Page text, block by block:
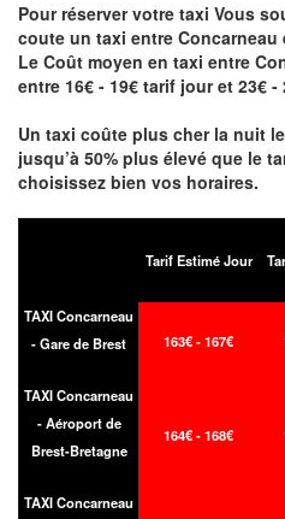
Pour réserver votre taxi Vous
coute un taxi entre Concarneau
Le Coût moyen en taxi entre
entre 16€ - 19€ tarif jour et 23€
Un taxi coûte plus cher la nuit
jusqu’à 50% plus élevé que le
choisissez bien vos horaires.
Tarif Estimé Jour
TAXI Concarneau
- Gare de Brest
163€ - 167€
TAXI Concarneau
- Aéroport de
Brest-Bretagne
164€ - 168€
TAXI Concarneau